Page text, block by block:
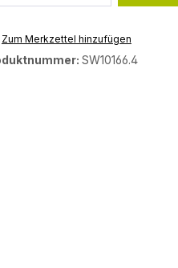
Zum Merkzettel hinzufügen
SW10166.4